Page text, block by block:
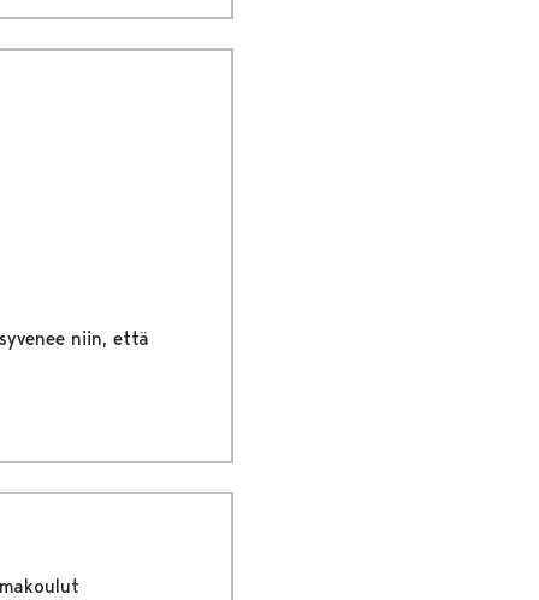
niin, että